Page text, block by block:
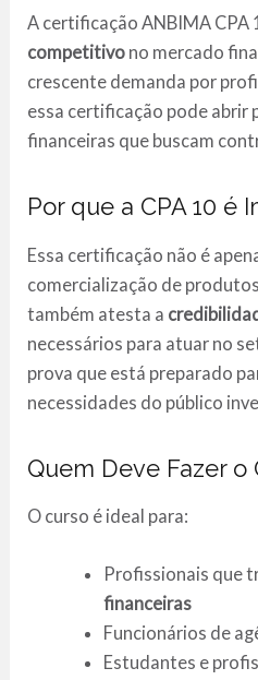
A certificação ANBIMA CPA
competitivo no mercado
crescente demanda por
essa certificação pode abrir
financeiras que buscam
Por que a CPA 10 é
Essa certificação não é
comercialização de
também atesta a
necessários para atuar no
prova que está preparado
necessidades do público
Quem Deve Fazer o
O curso é ideal para:
Profissionais que
financeiras
Funcionários de
Estudantes e